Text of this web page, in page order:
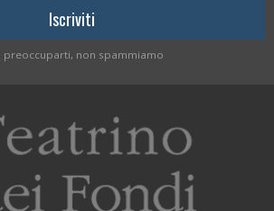
preoccuparti, non spammiamo